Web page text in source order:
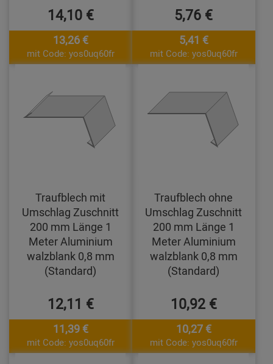
14,10 €
13,26 €
mit Code: yos0uq60fr
5,76 €
5,41 €
mit Code: yos0uq60fr
Traufblech mit
Umschlag Zuschnitt
200 mm Länge 1
Meter Aluminium
walzblank 0,8 mm
(Standard)
12,11 €
11,39 €
mit Code: yos0uq60fr
Traufblech ohne
Umschlag Zuschnitt
200 mm Länge 1
Meter Aluminium
walzblank 0,8 mm
(Standard)
10,92 €
10,27 €
mit Code: yos0uq60fr